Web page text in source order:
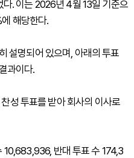
. 이는 2026년 4월 13일 기준으
해당한다.
설명되어 있으며, 아래의 투표
과이다.
성 투표를 받아 회사의 이사로
반대 투표 수 174,3